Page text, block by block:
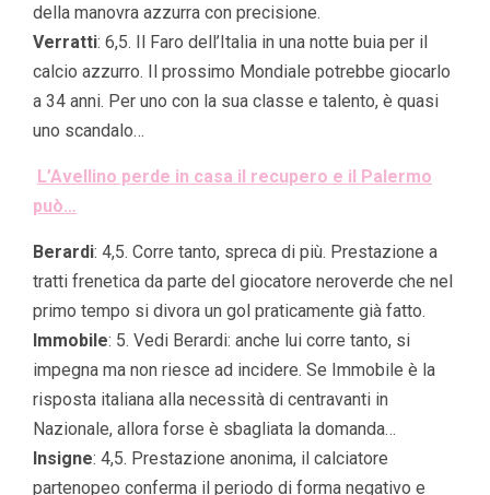
della manovra azzurra con precisione.
Verratti: 6,5. Il Faro dell’Italia in una notte buia per il
calcio azzurro. Il prossimo Mondiale potrebbe giocarlo
a 34 anni. Per uno con la sua classe e talento, è quasi
uno scandalo…
L’Avellino perde in casa il recupero e il Palermo
può…
Berardi: 4,5. Corre tanto, spreca di più. Prestazione a
tratti frenetica da parte del giocatore neroverde che nel
primo tempo si divora un gol praticamente già fatto.
Immobile: 5. Vedi Berardi: anche lui corre tanto, si
impegna ma non riesce ad incidere. Se Immobile è la
risposta italiana alla necessità di centravanti in
Nazionale, allora forse è sbagliata la domanda…
Insigne: 4,5. Prestazione anonima, il calciatore
partenopeo conferma il periodo di forma negativo e